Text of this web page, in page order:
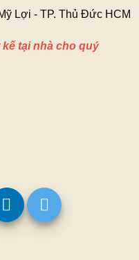
Lợi - TP. Thủ Đức HCM
tại nhà cho quý